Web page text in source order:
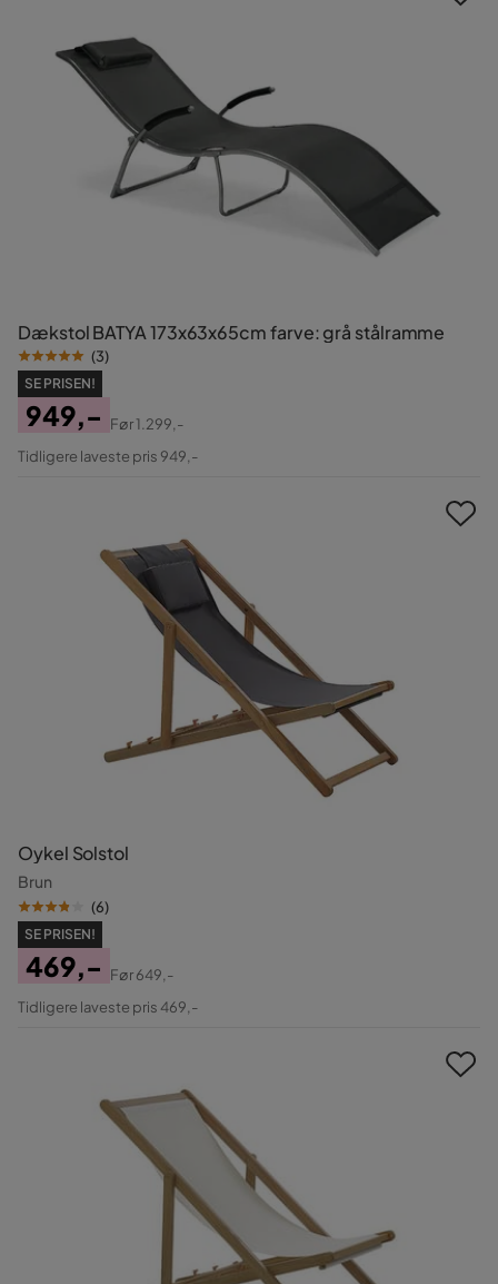
Dækstol BATYA 173x63x65cm farve: grå stålramme
(3)
SE PRISEN!
Pris
949,-
Original
Før1.299,-
Tidligere laveste pris 949,-
Oykel Solstol
Brun
(6)
SE PRISEN!
Pris
469,-
Original
Før649,-
Tidligere laveste pris 469,-